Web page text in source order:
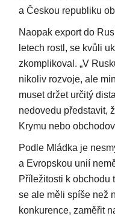
a Českou republiku
Naopak export do
letech rostl, se kvůli
zkomplikoval. „V
nikoliv rozvoje, ale
muset držet určitý
nedovedu představit,
Krymu nebo
Podle Mládka je
a Evropskou unií
Příležitosti k obchodu
se ale měli spíše než
konkurence, zaměřit